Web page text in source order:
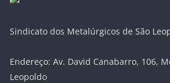
Sindicato dos Metalúrgicos de São
Endereço: Av. David Canabarro, 106,
Leopoldo